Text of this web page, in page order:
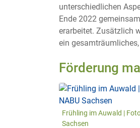
unterschiedlichen
Ende 2022
erarbeitet. Zusätzlich
ein
Förderung
Frühling im Auwald |
Sachsen